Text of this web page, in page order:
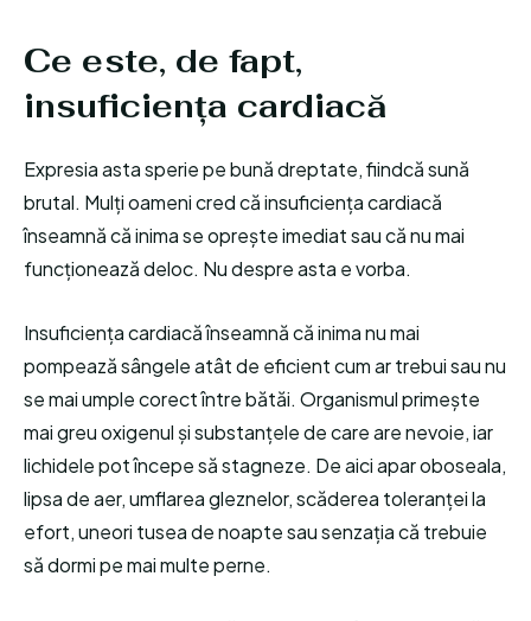
Ce este, de fapt,
insuficiența cardiacă
Expresia asta sperie pe bună dreptate, fiindcă sună
brutal. Mulți oameni cred că insuficiența cardiacă
înseamnă că inima se oprește imediat sau că nu mai
funcționează deloc. Nu despre asta e vorba.
Insuficiența cardiacă înseamnă că inima nu mai
pompează sângele atât de eficient cum ar trebui sau nu
se mai umple corect între bătăi. Organismul primește
mai greu oxigenul și substanțele de care are nevoie, iar
lichidele pot începe să stagneze. De aici apar oboseala,
lipsa de aer, umflarea gleznelor, scăderea toleranței la
efort, uneori tusea de noapte sau senzația că trebuie
să dormi pe mai multe perne.